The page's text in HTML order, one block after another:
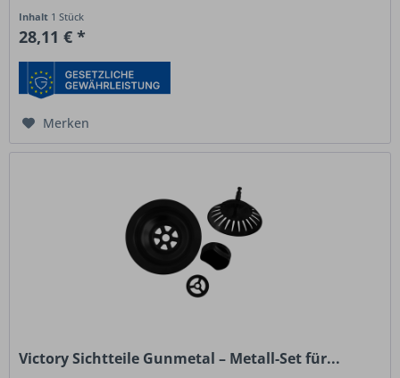
Inhalt 1 Stück
28,11 € *
Merken
Victory Sichtteile Gunmetal – Metall-Set für...